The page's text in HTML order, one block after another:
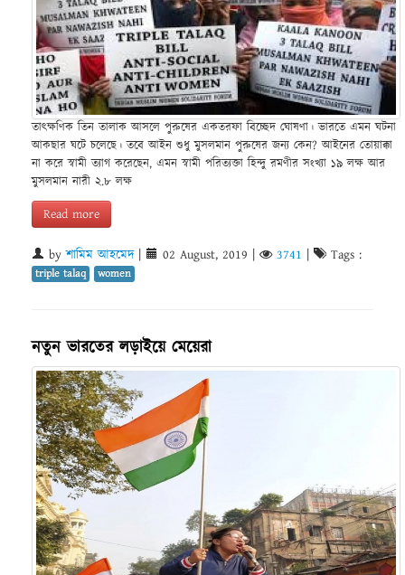
তাৎক্ষণিক তিন তালাক আসলে পুরুষের একতরফা বিচ্ছেদ ঘোষণা। ভারতে এমন ঘটনা
আকছার ঘটে চলেছে। তবে আইন শুধু মুসলমান পুরুষের জন্য কেন? আইনের তোয়াক্কা
না করে স্বামী ত্যাগ করেছেন, এমন স্বামী পরিত্যক্তা হিন্দু রমণীর সংখ্যা ১৯ লক্ষ আর
মুসলমান নারী ২.৮ লক্ষ
Read more
byশামিম আহমেদ| 02 August, 2019 3741 Tags :
triple talaq women
নতুন ভারতের লড়াইয়ে মেয়েরা